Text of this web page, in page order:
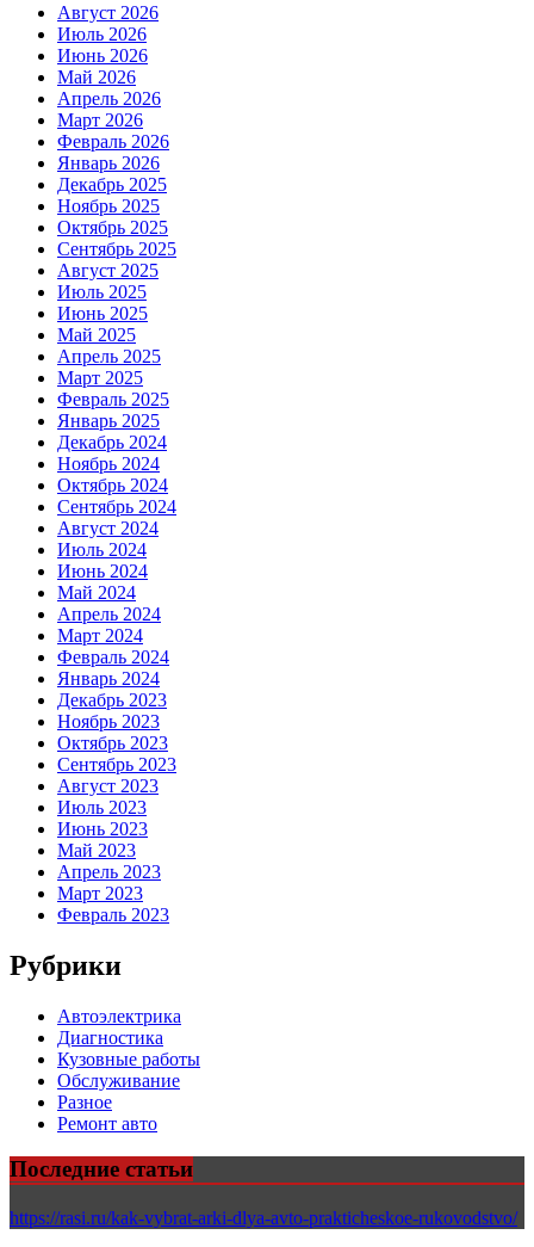
Август 2026
Июль 2026
Июнь 2026
Май 2026
Апрель 2026
Март 2026
Февраль 2026
Январь 2026
Декабрь 2025
Ноябрь 2025
Октябрь 2025
Сентябрь 2025
Август 2025
Июль 2025
Июнь 2025
Май 2025
Апрель 2025
Март 2025
Февраль 2025
Январь 2025
Декабрь 2024
Ноябрь 2024
Октябрь 2024
Сентябрь 2024
Август 2024
Июль 2024
Июнь 2024
Май 2024
Апрель 2024
Март 2024
Февраль 2024
Январь 2024
Декабрь 2023
Ноябрь 2023
Октябрь 2023
Сентябрь 2023
Август 2023
Июль 2023
Июнь 2023
Май 2023
Апрель 2023
Март 2023
Февраль 2023
Рубрики
Автоэлектрика
Диагностика
Кузовные работы
Обслуживание
Разное
Ремонт авто
Последние статьи
https://rasi.ru/kak-vybrat-arki-dlya-avto-prakticheskoe-rukovodstvo/